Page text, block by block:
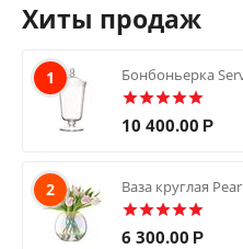
Хиты продаж
1 Бонбоньерка
10 400.00 Р
2 Ваза круглая
6 300.00 Р